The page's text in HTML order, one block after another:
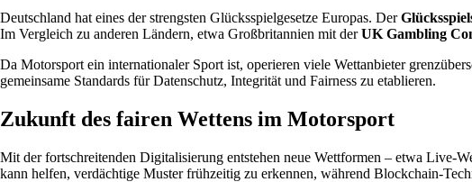
Deutschland hat eines der strengsten Glücksspielgesetze Europas. Der
Im Vergleich zu anderen Ländern, etwa Großbritannien mit derUK Gambling
Da Motorsport ein internationaler Sport ist, operieren viele Wettanbieter
gemeinsame Standards für Datenschutz, Integrität und Fairness zu etablieren.
Zukunft des fairen Wettens im Motorsport
Mit der fortschreitenden Digitalisierung entstehen neue Wettformen – etwa Live-
kann helfen, verdächtige Muster frühzeitig zu erkennen, während Blockchain-